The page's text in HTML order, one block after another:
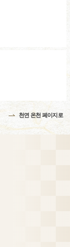
천연 온천 페이지로